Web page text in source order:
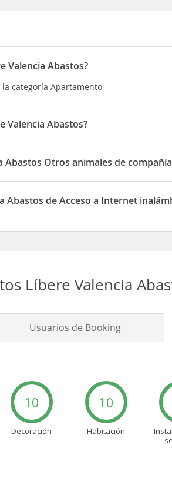
Valencia Abastos?
categoría Apartamento
Valencia Abastos?
en Carrer d'Alberic 10
Otros animales de
Otros animales de compañía en las
Abastos de Acceso a Internet
Líbere Valencia
Usuarios de Booking
10
Decoración
10
Habitación